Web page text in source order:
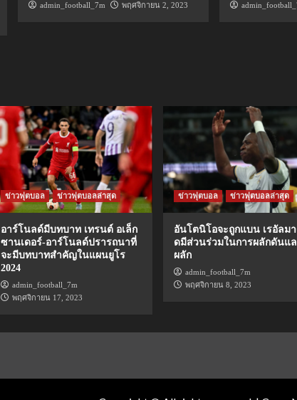
admin_football_7m พฤศจิกายน 2, 2023
ข่าวฟุตบอล ข่าวฟุตบอลล่าสุด
อาร์โนลด์มีบทบาท เทรนต์ อเล็ก
ซานเดอร์-อาร์โนลด์ปรารถนาที่
จะมีบทบาทสำคัญในแผนยูโร
2024
admin_football_7m
พฤศจิกายน 17, 2023
ข่าวฟุตบอล ข่าวฟุตบอลล่าสุด
อันโตนิโอจะถูกแบน เรอัลม
ดมีส่วนร่วมในการผลักดันแ
ผลัก
admin_football_7m
พฤศจิกายน 8, 2023